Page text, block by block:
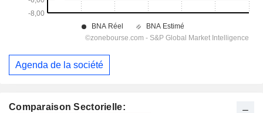
Comparaison Sectorielle:
Agenda de la société